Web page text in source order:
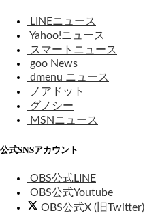
LINEニュース
Yahoo!ニュース
スマートニュース
goo News
dmenu ニュース
ノアドット
グノシー
MSNニュース
公式SNSアカウント
OBS公式LINE
OBS公式Youtube
OBS公式X (旧Twitter)